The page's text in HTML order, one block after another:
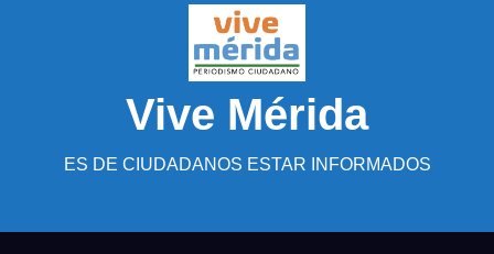
Vive Mérida
ES DE CIUDADANOS ESTAR INFORMADOS